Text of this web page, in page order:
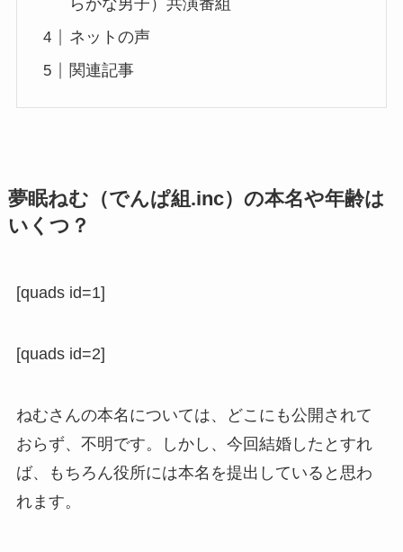
らがな男子）共演番組
ネットの声
関連記事
夢眠ねむ（でんぱ組.inc）の本名や年齢は
いくつ？
[quads id=1]
[quads id=2]
ねむさんの本名については、どこにも公開されて
おらず、不明です。しかし、今回結婚したとすれ
ば、もちろん役所には本名を提出していると思わ
れます。